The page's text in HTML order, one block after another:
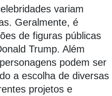
variam
Geralmente, é
de figuras públicas
Trump. Além
podem ser
a escolha de diversas
projetos e